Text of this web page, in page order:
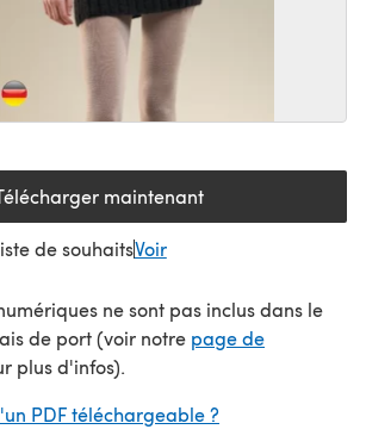
maintenant
(s'ouvre dans un nouvel
de souhaitsVoir
ne sont pas inclus dans le
de port (voir notre page de
dans un nouvel onglet)
plus d'infos).
PDF téléchargeable ?